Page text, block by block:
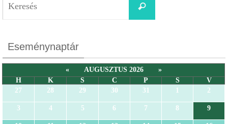
Eseménynaptár
« AUGUSZTUS 2026
»
H
K S C P S
V
27
28 29 30 31 1 2
3 4 5 6 7 8 9